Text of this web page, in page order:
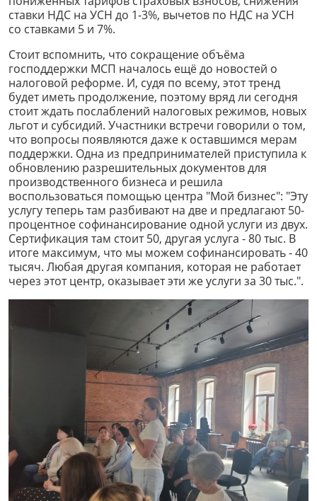
ставки НДС на УСН до 1-3%, вычетов по НДС на УСН
со ставками 5 и 7%.
Стоит вспомнить, что сокращение объёма
господдержки МСП началось ещё до новостей о
налоговой реформе. И, судя по всему, этот тренд
будет иметь продолжение, поэтому вряд ли сегодня
стоит ждать послаблений налоговых режимов, новых
льгот и субсидий. Участники встречи говорили о том,
что вопросы появляются даже к оставшимся мерам
поддержки. Одна из предпринимателей приступила к
обновлению разрешительных документов для
производственного бизнеса и решила
воспользоваться помощью центра "Мой бизнес": "Эту
услугу теперь там разбивают на две и предлагают 50-
процентное софинансирование одной услуги из двух.
Сертификация там стоит 50, другая услуга - 80 тыс. В
итоге максимум, что мы можем софинансировать - 40
тысяч. Любая другая компания, которая не работает
через этот центр, оказывает эти же услуги за 30 тыс.".